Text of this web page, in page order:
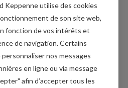
est d’ailleurs aussi préoccupante
recul du Nikkei ce matin. La
des Jeux Olympiques se
le rebond de l’épidémie.
internationales
Keppenne utilise des cookies
de son site web,
fonction de vos intérêts et
de navigation. Certains
nos messages
en ligne ou via message
afin d’accepter tous les